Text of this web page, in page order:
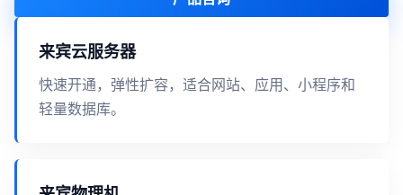
来宾云服务器
快速开通，弹性扩容，适合网站、应用、小程序和
轻量数据库。